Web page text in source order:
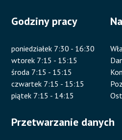
Godziny pracy
poniedziałek 7:30 - 16:30
wtorek 7:15 - 15:15
środa 7:15 - 15:15
czwartek 7:15 - 15:15
piątek 7:15 - 14:15
Przetwarzanie danych